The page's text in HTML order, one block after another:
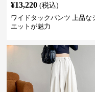
¥13,220 (税込)
ワイドタックパンツ 上品な
エットが魅力